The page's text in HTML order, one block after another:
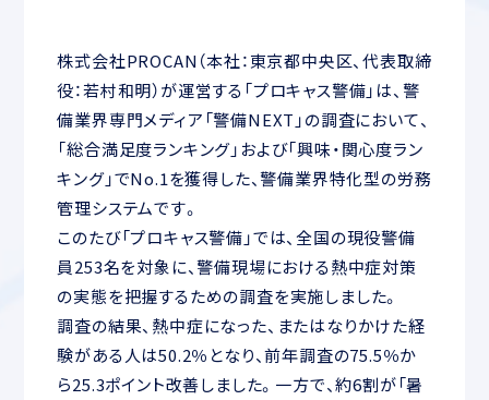
株式会社PROCAN（本社：東京都中央区、代表取締
役：若村和明）が運営する「プロキャス警備」は、警
備業界専門メディア「警備NEXT」の調査において、
「総合満足度ランキング」および「興味・関心度ラン
キング」でNo.1を獲得した、警備業界特化型の労務
管理システムです。
このたび「プロキャス警備」では、全国の現役警備
員253名を対象に、警備現場における熱中症対策
の実態を把握するための調査を実施しました。
調査の結果、熱中症になった、またはなりかけた経
験がある人は50.2％となり、前年調査の75.5％か
ら25.3ポイント改善しました。一方で、約6割が「暑